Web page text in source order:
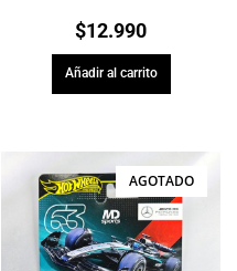
$12.990
Añadir al carrito
AGOTADO